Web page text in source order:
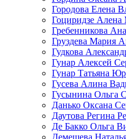
Городова Елена
Гоциридзе Алена
Гребенникова
Груздева Мария
Гудкова
Гунар Алексей
Гунар Татьяна
Гусева Алина
Гусынина Ольга
Данько Оксана
Даутова Регина
Де Бакко Ольга
Демешева